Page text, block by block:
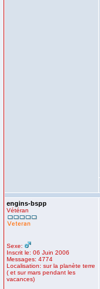
engins-bspp
Vétéran
Sexe:
Inscrit le: 06 Juin 2006
Messages: 4774
Localisation: sur la planète terre
( et sur mars pendant les
vacances)